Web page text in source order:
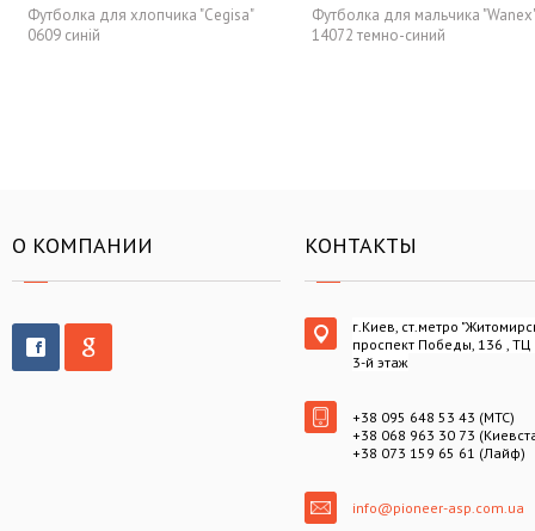
Футболка для хлопчика "Cegisa"
0609 синій
Футболка для мальчика "Wanex"
14072 темно-синий
О КОМПАНИИ КОНТАКТЫ
г.Киев, ст.метро
проспект Победы, 136 , ТЦ
3-й этаж
+38 095 648 53 43 (МТС)
+38 068 963 30 73
+38 073 159 65 61 (Лайф)
info@pioneer-asp.com.ua